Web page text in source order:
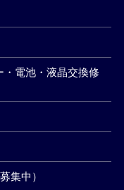
・電池・液晶交換修
集中）